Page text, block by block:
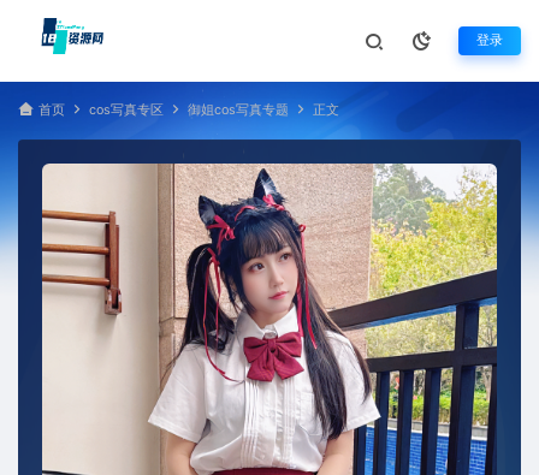
登录
首页 cos写真专区 御姐cos写真专题 正文